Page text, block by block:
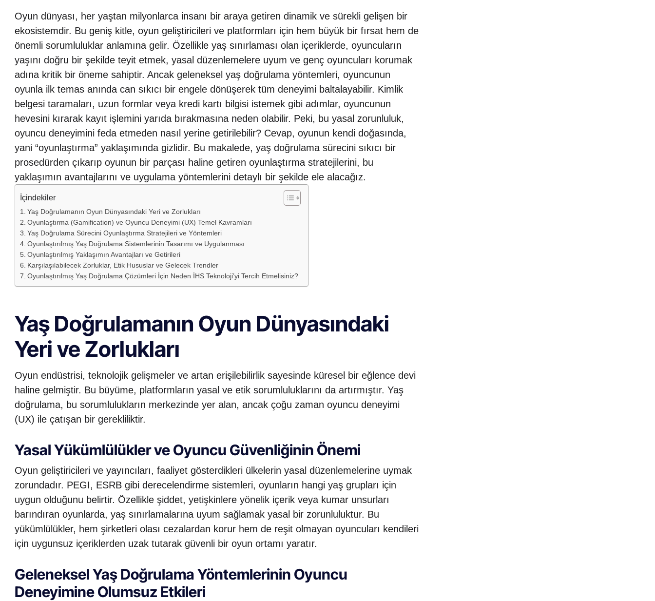
Oyun dünyası, her yaştan milyonlarca insanı bir araya getiren dinamik ve sürekli gelişen bir
ekosistemdir. Bu geniş kitle, oyun geliştiricileri ve platformları için hem büyük bir fırsat hem de
önemli sorumluluklar anlamına gelir. Özellikle yaş sınırlaması olan içeriklerde, oyuncuların
yaşını doğru bir şekilde teyit etmek, yasal düzenlemelere uyum ve genç oyuncuları korumak
adına kritik bir öneme sahiptir. Ancak geleneksel yaş doğrulama yöntemleri, oyuncunun
oyunla ilk temas anında can sıkıcı bir engele dönüşerek tüm deneyimi baltalayabilir. Kimlik
belgesi taramaları, uzun formlar veya kredi kartı bilgisi istemek gibi adımlar, oyuncunun
hevesini kırarak kayıt işlemini yarıda bırakmasına neden olabilir. Peki, bu yasal zorunluluk,
oyuncu deneyimini feda etmeden nasıl yerine getirilebilir? Cevap, oyunun kendi doğasında,
yani “oyunlaştırma” yaklaşımında gizlidir. Bu makalede, yaş doğrulama sürecini sıkıcı bir
prosedürden çıkarıp oyunun bir parçası haline getiren oyunlaştırma stratejilerini, bu
yaklaşımın avantajlarını ve uygulama yöntemlerini detaylı bir şekilde ele alacağız.
İçindekiler
Yaş Doğrulamanın Oyun Dünyasındaki Yeri ve Zorlukları
Oyunlaştırma (Gamification) ve Oyuncu Deneyimi (UX) Temel Kavramları
Yaş Doğrulama Sürecini Oyunlaştırma Stratejileri ve Yöntemleri
Oyunlaştırılmış Yaş Doğrulama Sistemlerinin Tasarımı ve Uygulanması
Oyunlaştırılmış Yaklaşımın Avantajları ve Getirileri
Karşılaşılabilecek Zorluklar, Etik Hususlar ve Gelecek Trendler
Oyunlaştırılmış Yaş Doğrulama Çözümleri İçin Neden İHS Teknoloji’yi Tercih Etmelisiniz?
Yaş Doğrulamanın Oyun Dünyasındaki
Yeri ve Zorlukları
Oyun endüstrisi, teknolojik gelişmeler ve artan erişilebilirlik sayesinde küresel bir eğlence devi
haline gelmiştir. Bu büyüme, platformların yasal ve etik sorumluluklarını da artırmıştır. Yaş
doğrulama, bu sorumlulukların merkezinde yer alan, ancak çoğu zaman oyuncu deneyimi
(UX) ile çatışan bir gerekliliktir.
Yasal Yükümlülükler ve Oyuncu Güvenliğinin Önemi
Oyun geliştiricileri ve yayıncıları, faaliyet gösterdikleri ülkelerin yasal düzenlemelerine uymak
zorundadır. PEGI, ESRB gibi derecelendirme sistemleri, oyunların hangi yaş grupları için
uygun olduğunu belirtir. Özellikle şiddet, yetişkinlere yönelik içerik veya kumar unsurları
barındıran oyunlarda, yaş sınırlamalarına uyum sağlamak yasal bir zorunluluktur. Bu
yükümlülükler, hem şirketleri olası cezalardan korur hem de reşit olmayan oyuncuları kendileri
için uygunsuz içeriklerden uzak tutarak güvenli bir oyun ortamı yaratır.
Geleneksel Yaş Doğrulama Yöntemlerinin Oyuncu
Deneyimine Olumsuz Etkileri